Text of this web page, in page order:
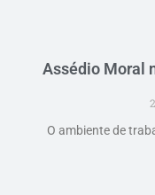
Assédio Moral
O ambiente de